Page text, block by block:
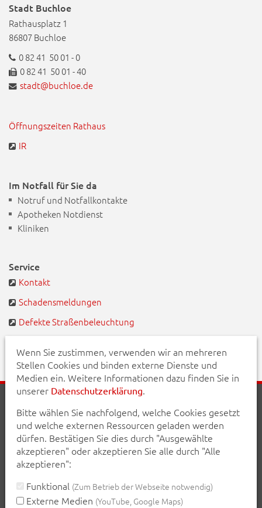
Stadt Buchloe
Rathausplatz 1
86807 Buchloe
0 82 41 50 01 - 0
0 82 41 50 01 - 40
stadt@buchloe.de
Öffnungszeiten Rathaus
IR
Im Notfall für Sie da
Notruf und Notfallkontakte
Apotheken Notdienst
Kliniken
Service
Kontakt
Schadensmeldungen
Defekte Straßenbeleuchtung
Inhalt
Erklärung zur Barrierefreiheit
Datenschutzerklärung
Impressum
Teilen Sie diese Seite mit Ihren Bekannten:
Seite drucken
Wenn Sie zustimmen, verwenden wir an mehreren
Stellen Cookies und binden externe Dienste und
Medien ein. Weitere Informationen dazu finden Sie in
unserer Datenschutzerklärung.
Bitte wählen Sie nachfolgend, welche Cookies gesetzt
und welche externen Ressourcen geladen werden
dürfen. Bestätigen Sie dies durch "Ausgewählte
akzeptieren" oder akzeptieren Sie alle durch "Alle
akzeptieren":
Funktional (Zum Betrieb der Webseite notwendig)
Externe Medien (YouTube, Google Maps)